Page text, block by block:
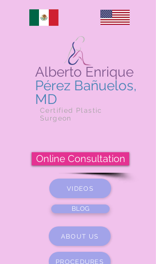
Alberto Enrique
Pérez Bañuelos,
MD
Certified Plastic
Surgeon
Online Consultation
VIDEOS
BLOG
ABOUT US
PROCEDURES